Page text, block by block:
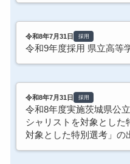
令和8年7月31日 採用
令和9年度採用 県立高等
令和8年7月31日 採用
令和8年度実施茨城県公
シャリストを対象とした
対象とした特別選考」の